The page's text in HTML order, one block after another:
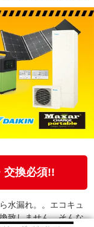
交換必須!!
水漏れ。。エコキュ
致しません。そんな